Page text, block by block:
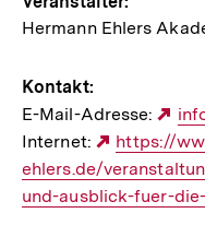
Hermann Ehlers
Kontakt:
E-Mail-Adresse:
Internet:
Externer
Link:
https://
ehlers.de/
und-ausblick-fuer-